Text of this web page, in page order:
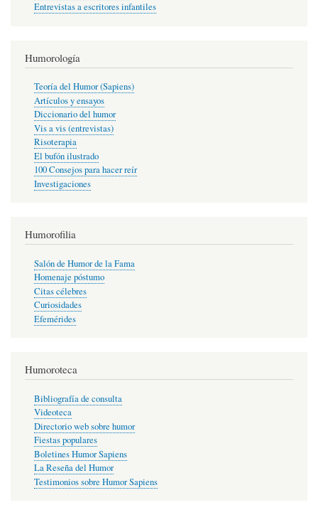
Entrevistas a escritores infantiles
Humorología
Teoría del Humor (Sapiens)
Artículos y ensayos
Diccionario del humor
Vis a vis (entrevistas)
Risoterapia
El bufón ilustrado
100 Consejos para hacer reír
Investigaciones
Humorofilia
Salón de Humor de la Fama
Homenaje póstumo
Citas célebres
Curiosidades
Efemérides
Humoroteca
Bibliografía de consulta
Videoteca
Directorio web sobre humor
Fiestas populares
Boletines Humor Sapiens
La Reseña del Humor
Testimonios sobre Humor Sapiens